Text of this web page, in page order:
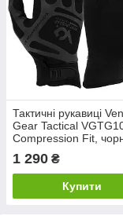
Тактичні рукавиці
Gear Tactical
Compression Fit,
1 290 ₴
Купити